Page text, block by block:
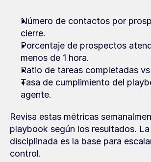
Número de contactos por
cierre.
Porcentaje de prospectos
menos de 1 hora.
Ratio de tareas completadas
Tasa de cumplimiento del
agente.
Revisa estas métricas
playbook según los resultados.
disciplinada es la base para
control.